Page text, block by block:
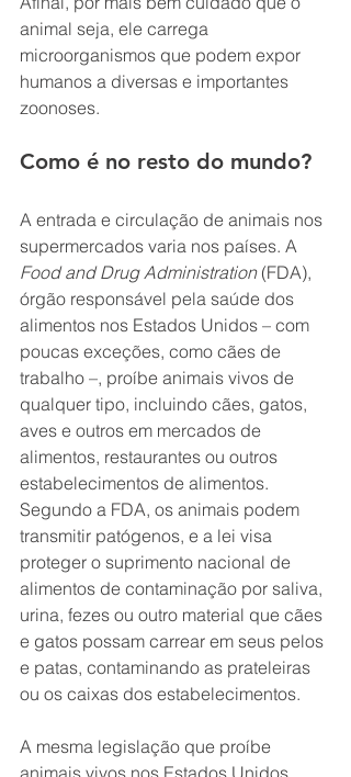
animal seja, ele carrega
microorganismos que podem expor
humanos a diversas e importantes
zoonoses.
Como é no resto do mundo?
A entrada e circulação de animais nos
supermercados varia nos países. A
Food and Drug Administration (FDA),
órgão responsável pela saúde dos
alimentos nos Estados Unidos – com
poucas exceções, como cães de
trabalho –, proíbe animais vivos de
qualquer tipo, incluindo cães, gatos,
aves e outros em mercados de
alimentos, restaurantes ou outros
estabelecimentos de alimentos.
Segundo a FDA, os animais podem
transmitir patógenos, e a lei visa
proteger o suprimento nacional de
alimentos de contaminação por saliva,
urina, fezes ou outro material que cães
e gatos possam carrear em seus pelos
e patas, contaminando as prateleiras
ou os caixas dos estabelecimentos.
A mesma legislação que proíbe
animais vivos nos Estados Unidos